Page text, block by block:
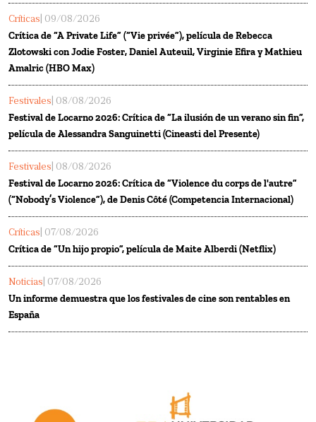
Críticas | 09/08/2026
Crítica de “A Private Life” (“Vie privée”), película de Rebecca
Zlotowski con Jodie Foster, Daniel Auteuil, Virginie Efira y Mathieu
Amalric (HBO Max)
Festivales | 08/08/2026
Festival de Locarno 2026: Crítica de “La ilusión de un verano sin fin”,
película de Alessandra Sanguinetti (Cineasti del Presente)
Festivales | 08/08/2026
Festival de Locarno 2026: Crítica de “Violence du corps de l'autre”
(“Nobody’s Violence”), de Denis Côté (Competencia Internacional)
Críticas | 07/08/2026
Crítica de “Un hijo propio”, película de Maite Alberdi (Netflix)
Noticias | 07/08/2026
Un informe demuestra que los festivales de cine son rentables en
España